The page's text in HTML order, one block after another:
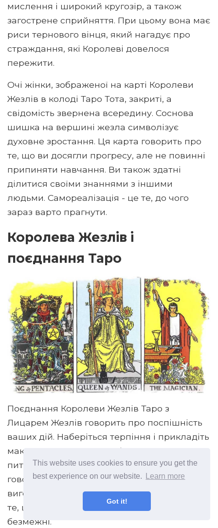
This website uses cookies to ensure you get the
best experience on our website.
Learn more
Got it!
мислення і широкий кругозір, а також
загострене сприйняття. При цьому вона має
риси тернового вінця, який нагадує про
страждання, які Королеві довелося
пережити.
Очі жінки, зображеної на карті Королеви
Жезлів в колоді Таро Тота, закриті, а
свідомість звернена всередину. Соснова
шишка на вершині жезла символізує
духовне зростання. Ця карта говорить про
те, що ви досягли прогресу, але не повинні
припиняти навчання. Ви також здатні
ділитися своїми знаннями з іншими
людьми. Самореалізація - це те, до чого
зараз варто прагнути.
Королева Жезлів і
поєднання Таро
Поєднання Королеви Жезлів Таро з
Лицарем Жезлів говорить про поспішність
ваших дій. Наберіться терпіння і прикладіть
максимум зусиль до вирішення свого
питання. Крім цього, таке поєднання карт
говорить про небезпеку професійного
вигорання. Ви забули про відпочинок і про
те, що ресурси людського організму не
безмежні.